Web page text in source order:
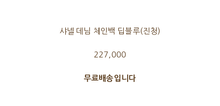
샤넬 데님 체인백 딥블루(진청)
227,000
무료배송입니다